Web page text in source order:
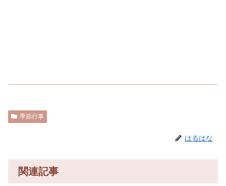
季節行事
はるはな
関連記事